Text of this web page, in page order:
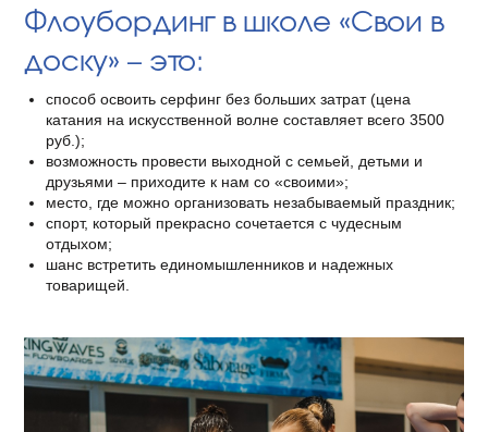
Флоубординг в школе «Свои в
доску» – это:
способ освоить серфинг без больших затрат (цена
катания на искусственной волне составляет всего 3500
руб.);
возможность провести выходной с семьей, детьми и
друзьями – приходите к нам со «своими»;
место, где можно организовать незабываемый праздник;
спорт, который прекрасно сочетается с чудесным
отдыхом;
шанс встретить единомышленников и надежных
товарищей.